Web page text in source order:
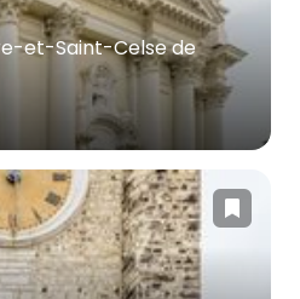
et-Saint-Celse de